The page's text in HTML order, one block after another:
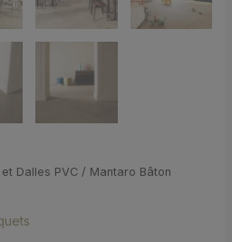
Dalles PVC/ Mantaro Bâton